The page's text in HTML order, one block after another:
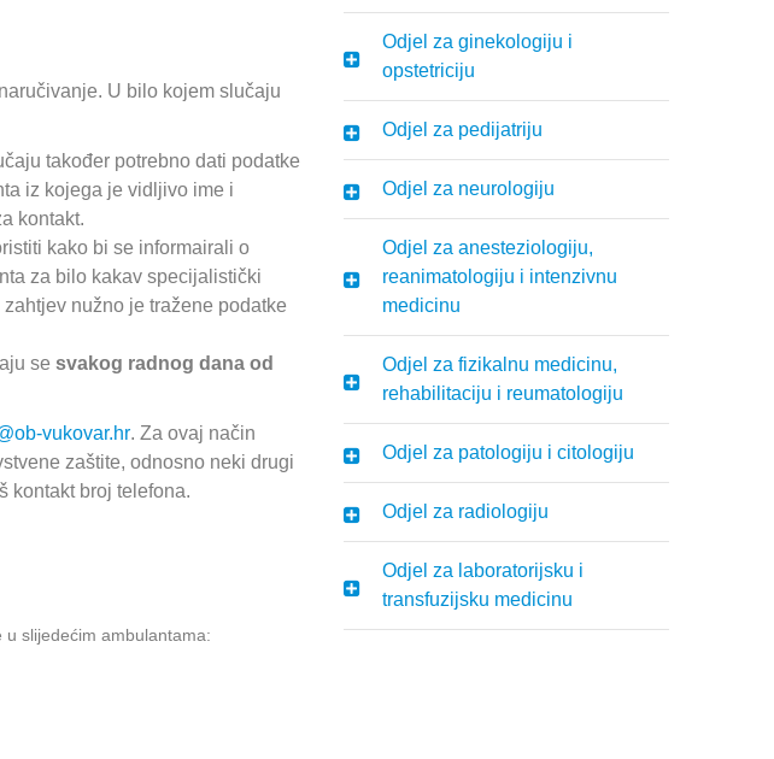
Odjel za ginekologiju i
opstetriciju
Odjel za pedijatriju
Odjel za neurologiju
Odjel za anesteziologiju,
reanimatologiju i intenzivnu
medicinu
Odjel za fizikalnu medicinu,
rehabilitaciju i reumatologiju
Odjel za patologiju i citologiju
Odjel za radiologiju
Odjel za laboratorijsku i
transfuzijsku medicinu
U bilo kojem slučaju
također potrebno dati podatke
iz kojega je vidljivo ime i
kontakt.
kako bi se informairali o
za bilo kakav specijalistički
nužno je tražene podatke
sesvakog radnog dana od
vukovar.hr. Za ovaj način
zaštite, odnosno neki drugi
kontakt broj telefona.
slijedećim ambulantama: